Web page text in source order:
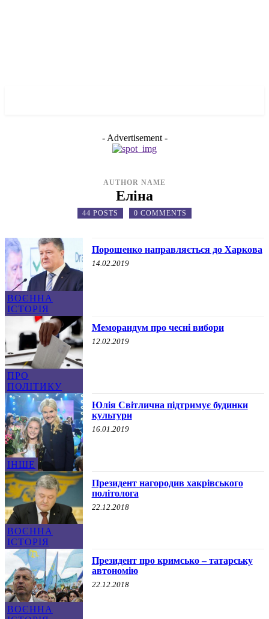
- Advertisement -
AUTHOR NAME
Еліна
44 POSTS 0 COMMENTS
ВОЄННА
ІСТОРІЯ
Порошенко направляється до Харкова
14.02.2019
ПРО
ПОЛІТИКУ
Меморандум про чесні вибори
12.02.2019
ІНШЕ
Юлія Світлична підтримує будинки
культури
16.01.2019
ВОЄННА
ІСТОРІЯ
Президент нагородив хакрівського
політолога
22.12.2018
ВОЄННА
Президент про кримсько – татарську
автономію
22.12.2018